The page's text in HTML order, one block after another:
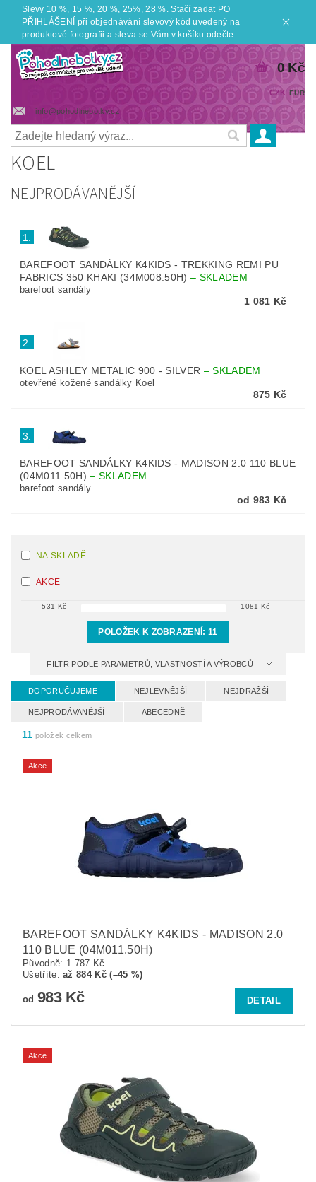
Slevy 10 %, 15 %, 20 %, 25%, 28 %. Stačí zadat PO
PŘIHLÁŠENÍ při objednávání slevový kód uvedený na
produktové fotografii a sleva se Vám v košíku odečte.
info@pohodlnebotky.cz
CZK EUR
0 Kč
KOEL
NEJPRODÁVANĚJŠÍ
1.
BAREFOOT SANDÁLKY K4KIDS - TREKKING REMI PU
FABRICS 350 KHAKI (34M008.50H)– SKLADEM
barefoot sandály
1 081 Kč
2.
KOEL ASHLEY METALIC 900 - SILVER –SKLADEM
otevřené kožené sandálky Koel
875 Kč
3.
BAREFOOT SANDÁLKY K4KIDS - MADISON 2.0 110 BLUE
(04M011.50H)– SKLADEM
barefoot sandály
od 983 Kč
NA SKLADĚ
AKCE
531 Kč 1081 Kč
POLOŽEK K ZOBRAZENÍ:11
FILTR PODLE PARAMETRŮ, VLASTNOSTÍ A VÝROBCŮ
DOPORUČUJEME NEJLEVNĚJŠÍ NEJDRAŽŠÍ
NEJPRODÁVANĚJŠÍ ABECEDNĚ
11 položek celkem
Akce
BAREFOOT SANDÁLKY K4KIDS - MADISON 2.0
110 BLUE (04M011.50H)
Původně: 1 787 Kč
Ušetříte:až 884 Kč (–45 %)
od 983 Kč DETAIL
Akce